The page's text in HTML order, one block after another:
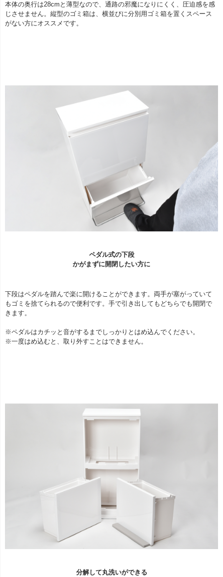
本体の奥行は28cmと薄型なので、通路の邪魔になりにくく、圧迫感を感
じさせません。縦型のゴミ箱は、横並びに分別用ゴミ箱を置くスペース
がない方にオススメです。
ペダル式の下段
かがまずに開閉したい方に
下段はペダルを踏んで楽に開けることができます。両手が塞がっていて
もゴミを捨てられるので便利です。手で引き出してもどちらでも開閉で
きます。
※ペダルはカチッと音がするまでしっかりとはめ込んでください。
※一度はめ込むと、取り外すことはできません。
分解して丸洗いができる